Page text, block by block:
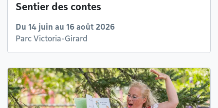
Sentier des contes
Du 14 juin au 16 août 2026
Parc Victoria-Girard